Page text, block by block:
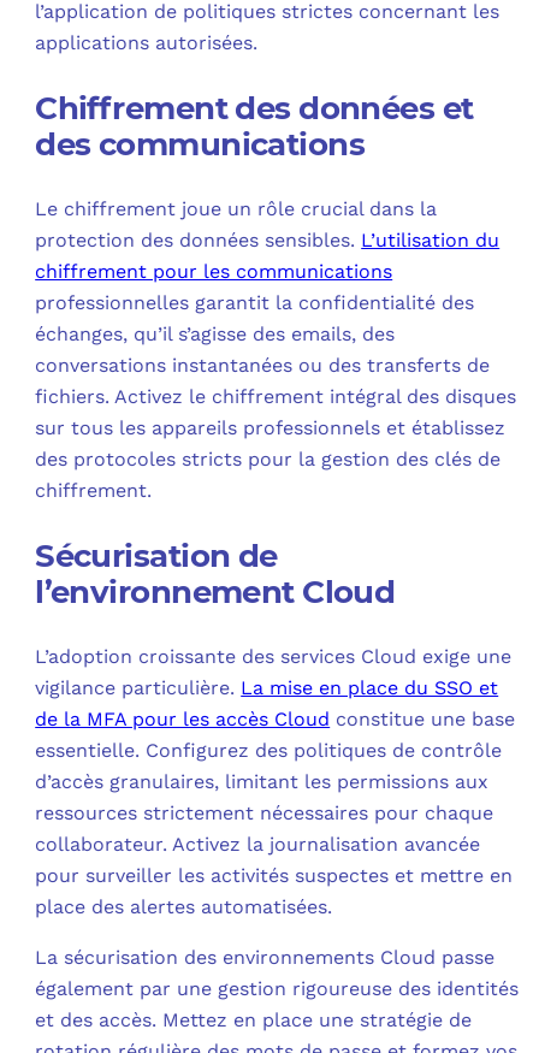
l’application de politiques strictes concernant les
applications autorisées.
Chiffrement des données et
des communications
Le chiffrement joue un rôle crucial dans la
protection des données sensibles. L’utilisation du
chiffrement pour les communications
professionnelles garantit la confidentialité des
échanges, qu’il s’agisse des emails, des
conversations instantanées ou des transferts de
fichiers. Activez le chiffrement intégral des disques
sur tous les appareils professionnels et établissez
des protocoles stricts pour la gestion des clés de
chiffrement.
Sécurisation de
l’environnement Cloud
L’adoption croissante des services Cloud exige une
vigilance particulière. La mise en place du SSO et
de la MFA pour les accès Cloud constitue une base
essentielle. Configurez des politiques de contrôle
d’accès granulaires, limitant les permissions aux
ressources strictement nécessaires pour chaque
collaborateur. Activez la journalisation avancée
pour surveiller les activités suspectes et mettre en
place des alertes automatisées.
La sécurisation des environnements Cloud passe
également par une gestion rigoureuse des identités
et des accès. Mettez en place une stratégie de